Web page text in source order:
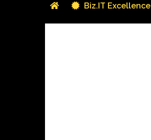
Biz.IT Excellence